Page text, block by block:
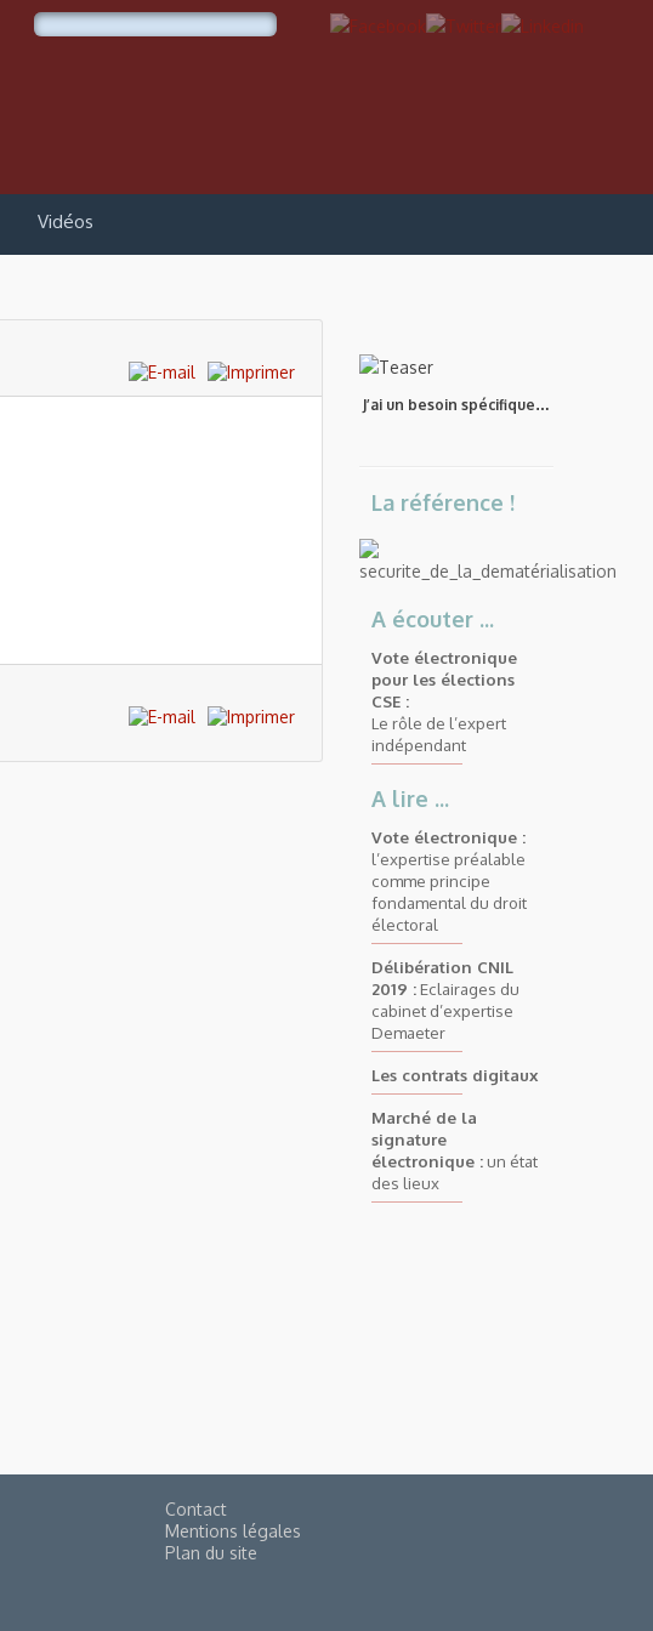
Vidéos
J’ai un besoin spécifique…
La référence !
A écouter ...
Vote électronique
pour les élections
CSE :
Le rôle de l’expert
indépendant
A lire ...
Vote électronique :
l’expertise préalable
comme principe
fondamental du droit
électoral
Délibération CNIL
2019 : Eclairages du
cabinet d’expertise
Demaeter
Les contrats digitaux
Marché de la
signature
électronique : un état
des lieux
Contact
Mentions légales
Plan du site